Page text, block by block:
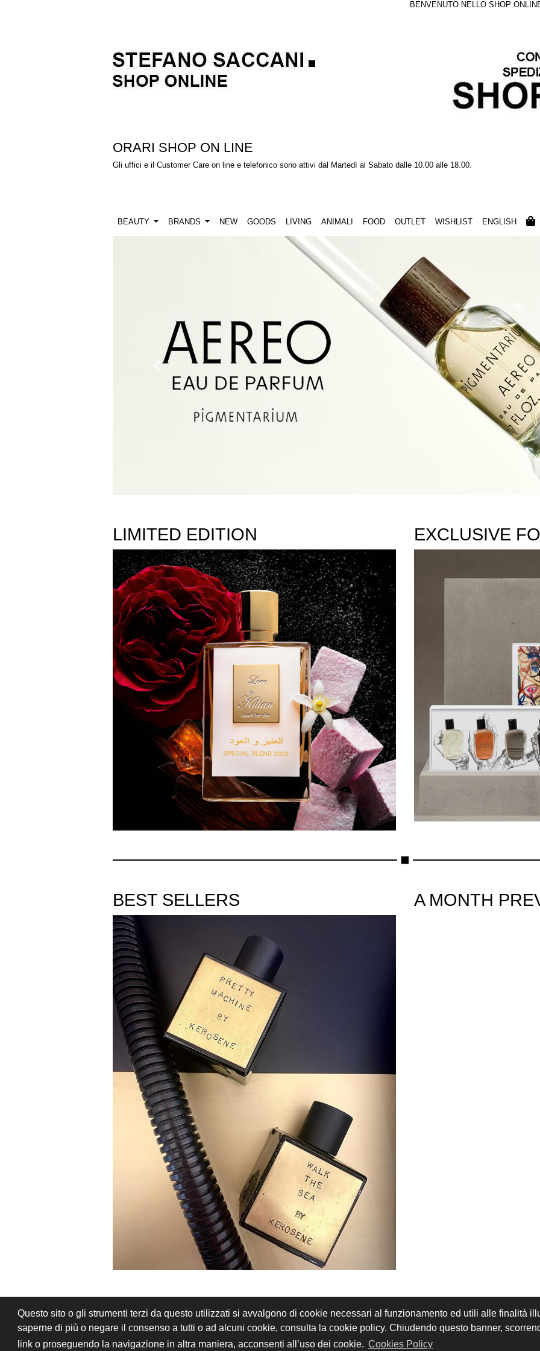
Questo sito o gli strumenti terzi da questo utilizzati si avvalgono di cookie necessari al funzionamento ed utili alle finalità
saperne di più o negare il consenso a tutti o ad alcuni cookie, consulta la cookie policy. Chiudendo questo banner,
link o proseguendo la navigazione in altra maniera, acconsenti all’uso dei cookie. Cookies Policy
BENVENUTO NELLO SHOP
ORARI SHOP ON LINE
Gli uffici e il Customer Care on line e telefonico sono attivi dal Martedì al Sabato dalle 10.00 alle 18.00.
BEAUTY BRANDS NEW GOODS LIVING ANIMALI FOOD OUTLET WISHLIST ENGLISH
LIMITED EDITION EXCLUSIVE
BEST SELLERS A MONTH
PRIVACY CONDIZIONI DI VENDITA REGISTRATI ACCEDI
© 2026 Stefano Saccani S.r.l. - Tutti i diritti sono riservati - P.IVA 02897850349 - by Immagica & Partner